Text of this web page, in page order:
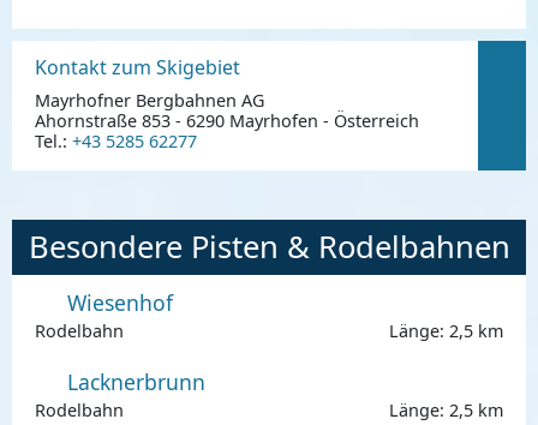
Kontakt zum Skigebiet
Mayrhofner Bergbahnen AG
Ahornstraße 853 - 6290 Mayrhofen - Österreich
Tel.: +43 5285 62277
Besondere Pisten & Rodelbahnen
Wiesenhof
Rodelbahn Länge: 2,5 km
Lacknerbrunn
Rodelbahn Länge: 2,5 km